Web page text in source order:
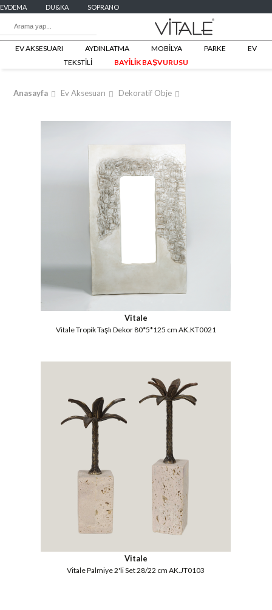
EVDEMA DU&KA SOPRANO
EV AKSESUARI AYDINLATMA MOBİLYA PARKE
EV
TEKSTİLİ
BAYİLİK BAŞVURUSU
Dekoratif Obje
Ev Aksesuarı
Anasayfa
Vitale
Vitale Tropik Taşlı Dekor 80*5*125 cm AK.KT0021
Vitale
Vitale Palmiye 2'li Set 28/22 cm AK.JT0103